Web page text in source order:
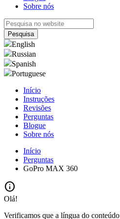
Sobre nós
English
Russian
Spanish
Portuguese
Início
Instruções
Revisões
Perguntas
Blogue
Sobre nós
Início
Perguntas
GoPro MAX 360
info
Olá!
Verificamos que a língua do